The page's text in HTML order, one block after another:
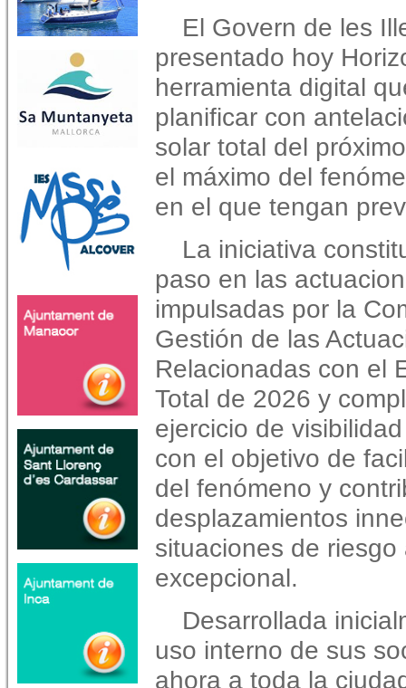
El Govern de les
presentado hoy
herramienta digital
planificar con
solar total del
el máximo del
en el que tengan
La iniciativa
paso en las
impulsadas por la
Gestión de las
Relacionadas con el
Total de 2026 y
ejercicio de
con el objetivo de
del fenómeno y
desplazamientos
situaciones de
excepcional.
Desarrollada
uso interno de sus
ahora a toda la